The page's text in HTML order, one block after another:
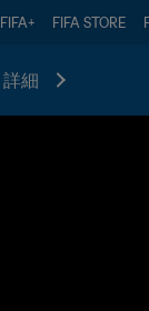
FIFA+ FIFA STORE
詳細